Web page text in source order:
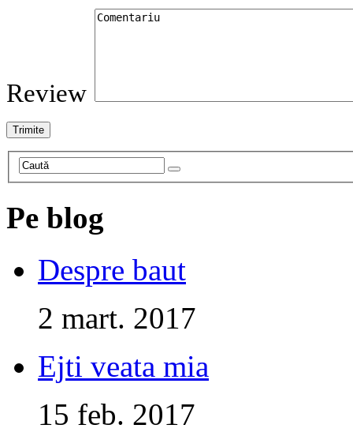
Review
Pe blog
Despre baut
2 mart. 2017
Ejti veata mia
15 feb. 2017